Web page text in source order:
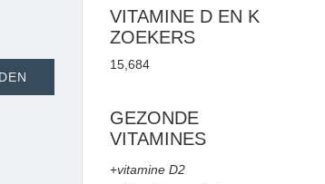
VITAMINE D EN K
ZOEKERS
15,684
GEZONDE
VITAMINES
+vitamine D2